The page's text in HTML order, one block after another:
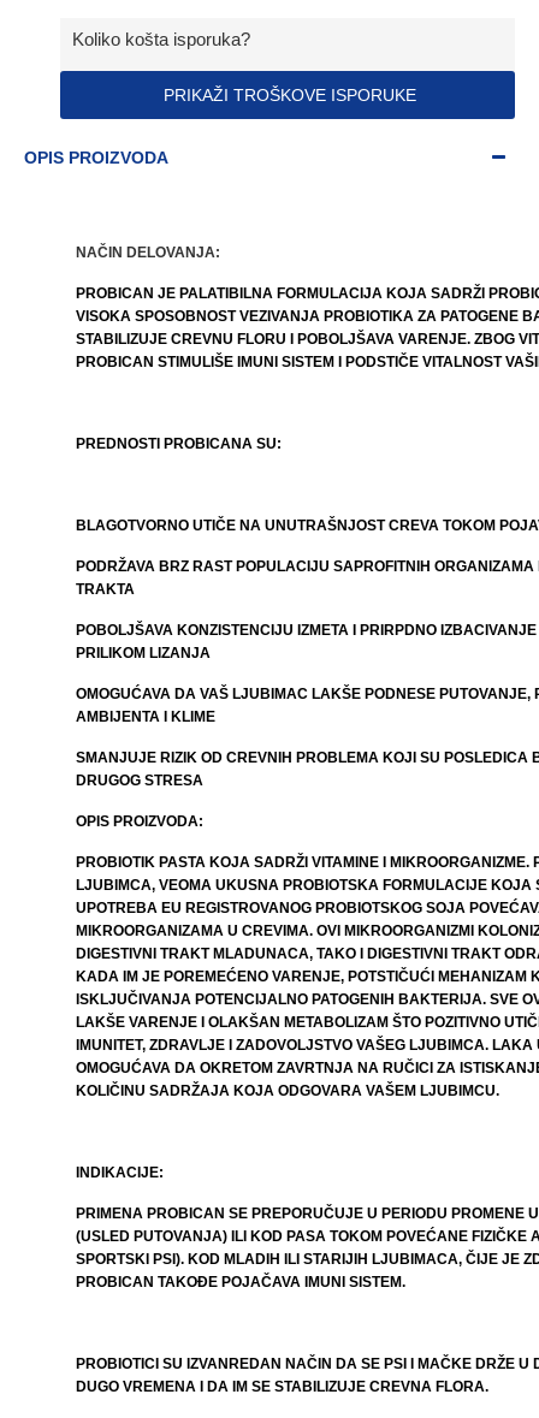
Koliko košta isporuka?
PRIKAŽI TROŠKOVE ISPORUKE
OPIS PROIZVODA
NAČIN DELOVANJA:
PROBICAN JE PALATIBILNA FORMULACIJA KOJA SADRŽI
VISOKA SPOSOBNOST VEZIVANJA PROBIOTIKA ZA PATOGENE
STABILIZUJE CREVNU FLORU I POBOLJŠAVA VARENJE. ZBOG
PROBICAN STIMULIŠE IMUNI SISTEM I PODSTIČE VITALNOST
PREDNOSTI PROBICANA SU:
BLAGOTVORNO UTIČE NA UNUTRAŠNJOST CREVA TOKOM
PODRŽAVA BRZ RAST POPULACIJU SAPROFITNIH ORGANIZAMA
TRAKTA
POBOLJŠAVA KONZISTENCIJU IZMETA I PRIRPDNO
PRILIKOM LIZANJA
OMOGUĆAVA DA VAŠ LJUBIMAC LAKŠE PODNESE PUTOVANJE,
AMBIJENTA I KLIME
SMANJUJE RIZIK OD CREVNIH PROBLEMA KOJI SU POSLEDICA
DRUGOG STRESA
OPIS PROIZVODA:
PROBIOTIK PASTA KOJA SADRŽI VITAMINE I MIKROORGANIZME.
LJUBIMCA, VEOMA UKUSNA PROBIOTSKA FORMULACIJE KOJA
UPOTREBA EU REGISTROVANOG PROBIOTSKOG SOJA
MIKROORGANIZAMA U CREVIMA. OVI MIKROORGANIZMI
DIGESTIVNI TRAKT MLADUNACA, TAKO I DIGESTIVNI TRAKT
KADA IM JE POREMEĆENO VARENJE, POTSTIČUĆI MEHANIZAM
ISKLJUČIVANJA POTENCIJALNO PATOGENIH BAKTERIJA. SVE
LAKŠE VARENJE I OLAKŠAN METABOLIZAM ŠTO POZITIVNO
IMUNITET, ZDRAVLJE I ZADOVOLJSTVO VAŠEG LJUBIMCA. LAKA
OMOGUĆAVA DA OKRETOM ZAVRTNJA NA RUČICI ZA
KOLIČINU SADRŽAJA KOJA ODGOVARA VAŠEM LJUBIMCU.
INDIKACIJE:
PRIMENA PROBICAN SE PREPORUČUJE U PERIODU PROMENE
(USLED PUTOVANJA) ILI KOD PASA TOKOM POVEĆANE FIZIČKE
SPORTSKI PSI). KOD MLADIH ILI STARIJIH LJUBIMACA, ČIJE JE
PROBICAN TAKOĐE POJAČAVA IMUNI SISTEM.
PROBIOTICI SU IZVANREDAN NAČIN DA SE PSI I MAČKE DRŽE U
DUGO VREMENA I DA IM SE STABILIZUJE CREVNA FLORA.